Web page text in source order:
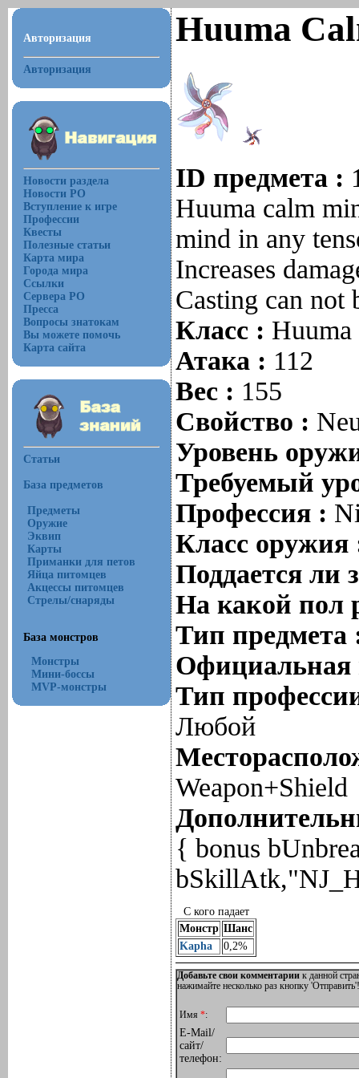
Авторизация
Авторизация
Новости раздела
Новости РО
Вступление к игре
Профессии
Квесты
Полезные статьи
Карта мира
Города мира
Ссылки
Сервера РО
Пресса
Вопросы знатокам
Вы можете помочь
Карта сайта
Статьи
База предметов
Предметы
Оружие
Эквип
Карты
Приманки для петов
Яйца питомцев
Акцессы питомцев
Стрелы/снаряды
База монстров
Монстры
Мини-боссы
MVP-монстры
Huuma
ID предмета :
Huuma calm
mind in any
Increases
Casting can not
Класс : Huuma
Атака : 112
Вес : 155
Свойство :
Уровень
Требуемый
Профессия :
Класс
Поддается ли
На какой пол
Тип
Тип
Любой
Weapon+Shield
{ bonus
С кого падает
Монстр Шанс
Kapha
0,2%
Добавьте свои комментарии к данной
нажимайте несколько раз кнопку
Имя*:
E-Mail/
сайт/
телефон: